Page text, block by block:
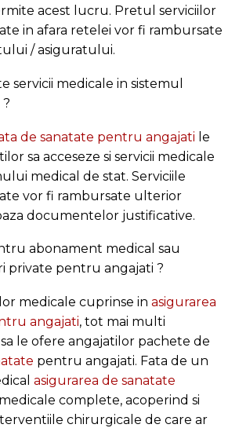
acest lucru. Pretul serviciilor
in afara retelei vor fi rambursate
/ asiguratului.
servicii medicale in sistemul
de sanatate pentru angajati le
sa acceseze si servicii medicale
medical de stat. Serviciile
vor fi rambursate ulterior
documentelor justificative.
abonament medical sau
private pentru angajati ?
medicale cuprinse in asigurarea
angajati, tot mai multi
le ofere angajatilor pachete de
pentru angajati. Fata de un
asigurarea de sanatate
complete, acoperind si
chirurgicale de care ar